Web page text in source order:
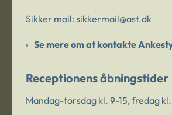
Sikker mail: sikkermail@ast.dk
Se mere om at kontakte
Receptionens åbningstider
Mandag-torsdag kl. 9-15, fredag kl.